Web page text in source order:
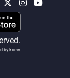
by koein